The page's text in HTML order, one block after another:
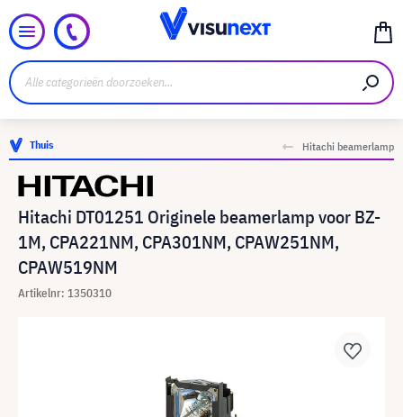
Thuis Hitachi beamerlamp
Hitachi DT01251 Originele beamerlamp voor BZ-
1M, CPA221NM, CPA301NM, CPAW251NM,
CPAW519NM
Artikelnr: 1350310